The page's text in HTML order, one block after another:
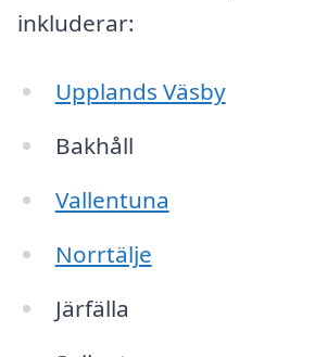
inkluderar:
Upplands Väsby
Bakhåll
Vallentuna
Norrtälje
Järfälla